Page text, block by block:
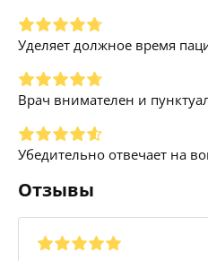
Уделяет должное время
Врач внимателен и
Убедительно отвечает на
Отзывы